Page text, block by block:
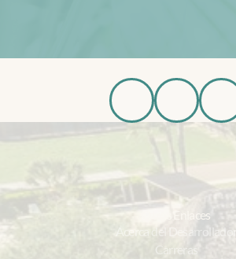
Re g trate par Act
Regístrate ahora
Otros Enlaces
Acerca del Desarrollador
Carreras